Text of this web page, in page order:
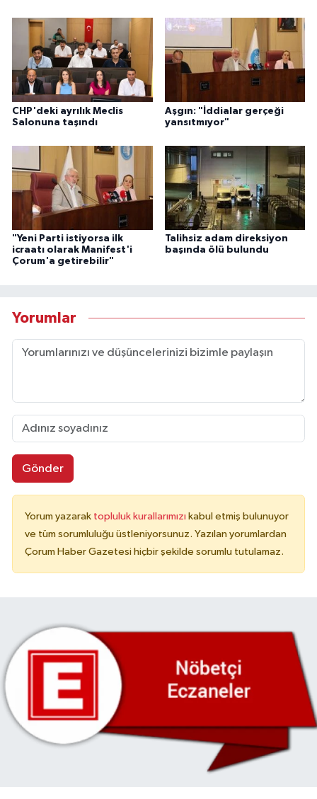
CHP'deki ayrılık Meclis
Salonuna taşındı
Aşgın: "İddialar gerçeği
yansıtmıyor"
"Yeni Parti istiyorsa ilk
icraatı olarak Manifest'i
Çorum'a getirebilir"
Talihsiz adam direksiyon
başında ölü bulundu
Yorumlar
Gönder
Yorum yazarak topluluk kurallarımızı kabul etmiş bulunuyor
ve tüm sorumluluğu üstleniyorsunuz. Yazılan yorumlardan
Çorum Haber Gazetesi hiçbir şekilde sorumlu tutulamaz.